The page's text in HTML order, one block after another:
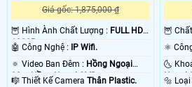
Giá gốc: 1,875,000 ₫
🦉 Hình Ành Chất Lượng : FULL HD
1080P .
🤖️ Công Nghệ :
IP Wifi.
🔅 Video Ban Đêm : Hồng Ngoại
30m Hồng Ngoại SMD.
🎼️ Thiết Kế Camera Thân Plastic.
🦉
Ngoại
🔩